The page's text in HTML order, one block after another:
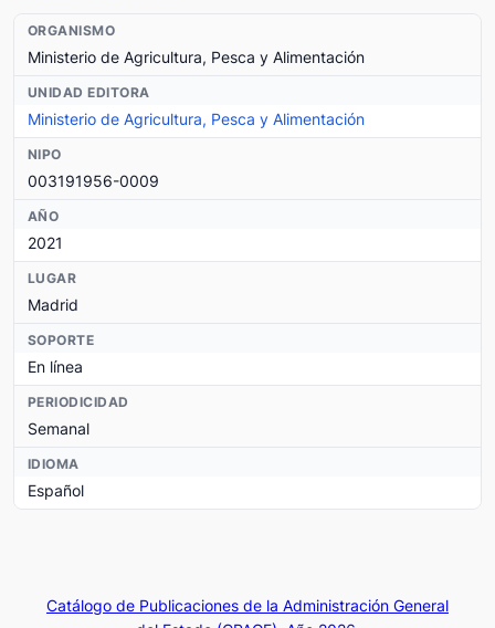
ORGANISMO
Ministerio de Agricultura, Pesca y Alimentación
UNIDAD EDITORA
Ministerio de Agricultura, Pesca y Alimentación
NIPO
003191956-0009
AÑO
2021
LUGAR
Madrid
SOPORTE
En línea
PERIODICIDAD
Semanal
IDIOMA
Español
Catálogo de Publicaciones de la Administración General